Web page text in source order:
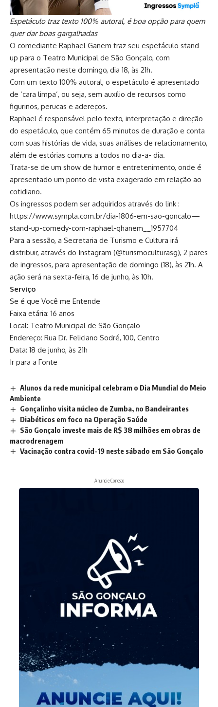
Espetáculo traz texto 100% autoral, é boa opção para quem
quer dar boas gargalhadas
O comediante Raphael Ganem traz seu espetáculo stand
up para o Teatro Municipal de São Gonçalo, com
apresentação neste domingo, dia 18, às 21h.
Com um texto 100% autoral, o espetáculo é apresentado
de ‘cara limpa’, ou seja, sem auxílio de recursos como
figurinos, perucas e adereços.
Raphael é responsável pelo texto, interpretação e direção
do espetáculo, que contém 65 minutos de duração e conta
com suas histórias de vida, suas análises de relacionamento,
além de estórias comuns a todos no dia-a- dia.
Trata-se de um show de humor e entretenimento, onde é
apresentado um ponto de vista exagerado em relação ao
cotidiano.
Os ingressos podem ser adquiridos através do link :
https://www.sympla.com.br/dia-1806-em-sao-goncalo—
stand-up-comedy-com-raphael-ghanem__1957704
Para a sessão, a Secretaria de Turismo e Cultura irá
distribuir, através do Instagram (@turismoculturasg), 2 pares
de ingressos, para apresentação de domingo (18), às 21h. A
ação será na sexta-feira, 16 de junho, às 10h.
Serviço
Se é que Você me Entende
Faixa etária: 16 anos
Local: Teatro Municipal de São Gonçalo
Endereço: Rua Dr. Feliciano Sodré, 100, Centro
Data: 18 de junho, às 21h
Ir para a Fonte
Alunos da rede municipal celebram o Dia Mundial do Meio
Ambiente
Gonçalinho visita núcleo de Zumba, no Bandeirantes
Diabéticos em foco na Operação Saúde
São Gonçalo investe mais de R$ 38 milhões em obras de
macrodrenagem
Vacinação contra covid-19 neste sábado em São Gonçalo
Anuncie Conosco